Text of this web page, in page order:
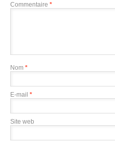
Commentaire *
Nom *
E-mail *
Site web